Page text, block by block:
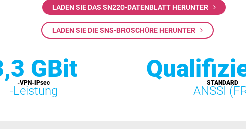
LADEN SIE DAS SN220-DATENBLATT HERUNTER
LADEN SIE DIE SNS-BROSCHÜRE HERUNTER
GBit
-VPN-IPsec
-Leistung
STANDARD
ANSSI